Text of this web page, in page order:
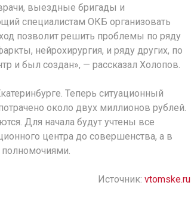
выездные бригады и
специалистам ОКБ организовать
позволит решить проблемы по ряду
нейрохирургия, и ряду других, по
и был создан», — рассказал Холопов.
Теперь ситуационный
около двух миллионов рублей.
Для начала будут учтены все
центра до совершенства, а в
Источник: vtomske.ru